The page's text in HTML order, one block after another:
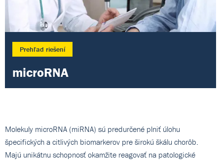
Prehľad riešení
microRNA
Molekuly microRNA (miRNA) sú predurčené plniť úlohu
špecifických a citlivých biomarkerov pre širokú škálu chorôb.
Majú unikátnu schopnosť okamžite reagovať na patologické